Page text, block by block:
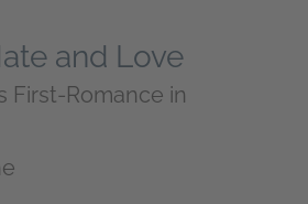
and Love
First-Romance in